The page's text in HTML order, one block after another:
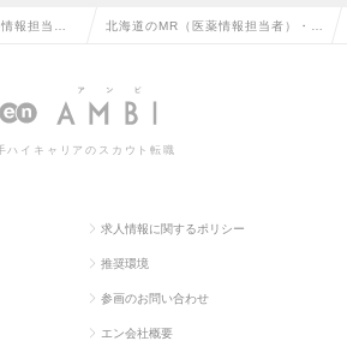
報担当
）
北海道のMR（医薬情報担当者）・M
求人情報一覧
ハイキャリアのスカウト転職
求人情報に関するポリシー
推奨環境
参画のお問い合わせ
エン会社概要